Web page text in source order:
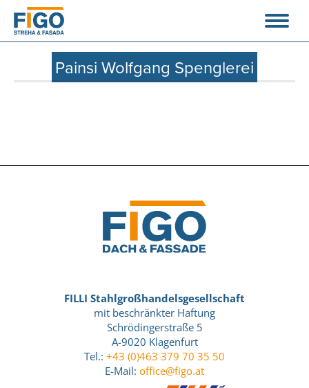
Painsi Wolfgang Spenglerei
FILLI Stahlgroßhandelsgesellschaft
mit beschränkter Haftung
Schrödingerstraße 5
A-9020 Klagenfurt
Tel.: +43 (0)463 379 70 35 50
E-Mail: office@figo.at